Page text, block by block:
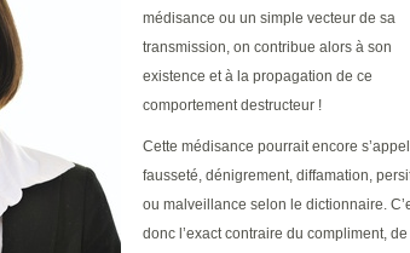
médisance ou un simple vecteur de sa
transmission, on contribue alors à son
existence et à la propagation de ce
comportement destructeur !
Cette médisance pourrait encore
fausseté, dénigrement, diffamation,
ou malveillance selon le dictionnaire.
donc l’exact contraire du compliment,